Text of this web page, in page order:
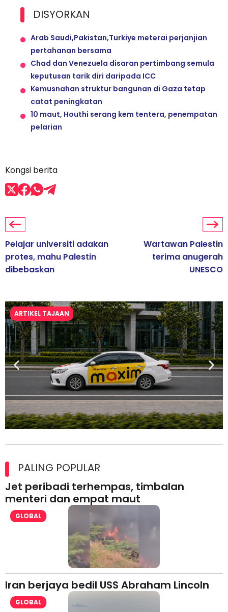
DISYORKAN
Arab Saudi,Pakistan,Turkiye meterai perjanjian
pertahanan bersama
Chad dan Venezuela disaran pertimbang semula
keputusan tarik diri daripada ICC
Kemusnahan struktur bangunan di Gaza tetap
catat peningkatan
10 maut, Houthi serang kem tentera, penempatan
pelarian
Kongsi berita
Pelajar universiti adakan
protes, mahu Palestin
dibebaskan
Wartawan Palestin
terima anugerah
UNESCO
ARTIKEL TAJAAN
lesen separuh pertama 2026
PALING POPULAR
Jet peribadi terhempas, timbalan
menteri dan empat maut
GLOBAL
Iran berjaya bedil USS Abraham Lincoln
GLOBAL